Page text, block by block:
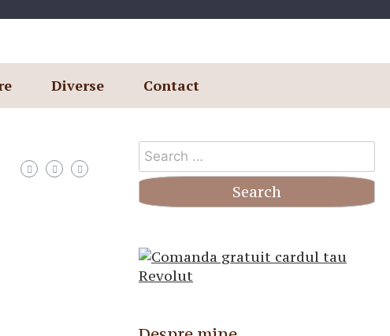
Diverse Contact
Search
for: